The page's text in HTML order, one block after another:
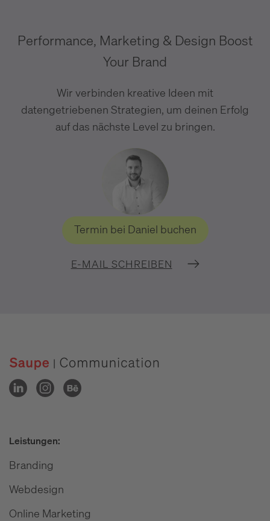
Performance, Marketing & Design Boost
Your Brand
Wir verbinden kreative Ideen mit
datengetriebenen Strategien, um deinen Erfolg
auf das nächste Level zu bringen.
Termin bei Daniel buchen
E-MAIL SCHREIBEN
Leistungen:
Branding
Webdesign
Online Marketing